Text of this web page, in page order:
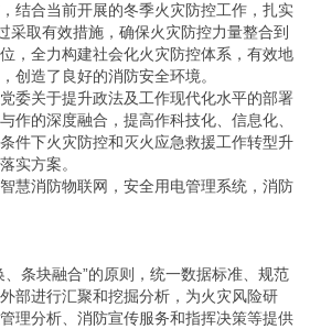
结合当前开展的冬季火灾防控工作，扎实
采取有效措施，确保火灾防控力量整合到
，全力构建社会化火灾防控体系，有效地
创造了良好的消防安全环境。
委关于提升政法及工作现代化水平的部署
作的深度融合，提高作科技化、信息化、
件下火灾防控和灭火应急救援工作转型升
实方案。
慧消防物联网，安全用电管理系统，消防
条块融合”的原则，统一数据标准、规范
部进行汇聚和挖掘分析，为火灾风险研
理分析、消防宣传服务和指挥决策等提供